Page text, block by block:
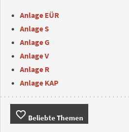
Anlage EÜR
Anlage S
Anlage G
Anlage V
Anlage R
Anlage KAP
favorite_border Beliebte Themen